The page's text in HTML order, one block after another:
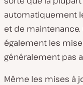
automatiquement
et de
également les
généralement pas
Même les mises à